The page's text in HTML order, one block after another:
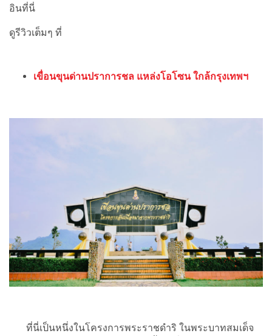
อินที่นี่
ดูรีวิวเต็มๆ ที่
เขื่อนขุนด่านปราการชล แหล่งโอโซน ใกล้กรุงเทพฯ
ที่นี่เป็นหนึ่งในโครงการพระราชดำริ ในพระบาทสมเด็จ